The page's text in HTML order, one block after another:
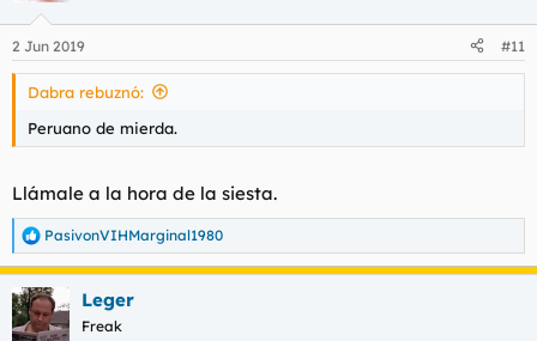
2 Jun 2019 #11
Dabra rebuznó:
Peruano de mierda.
Llámale a la hora de la siesta.
R
e
a
c
c
PasivonVIHMarginal1980
Leger
Freak